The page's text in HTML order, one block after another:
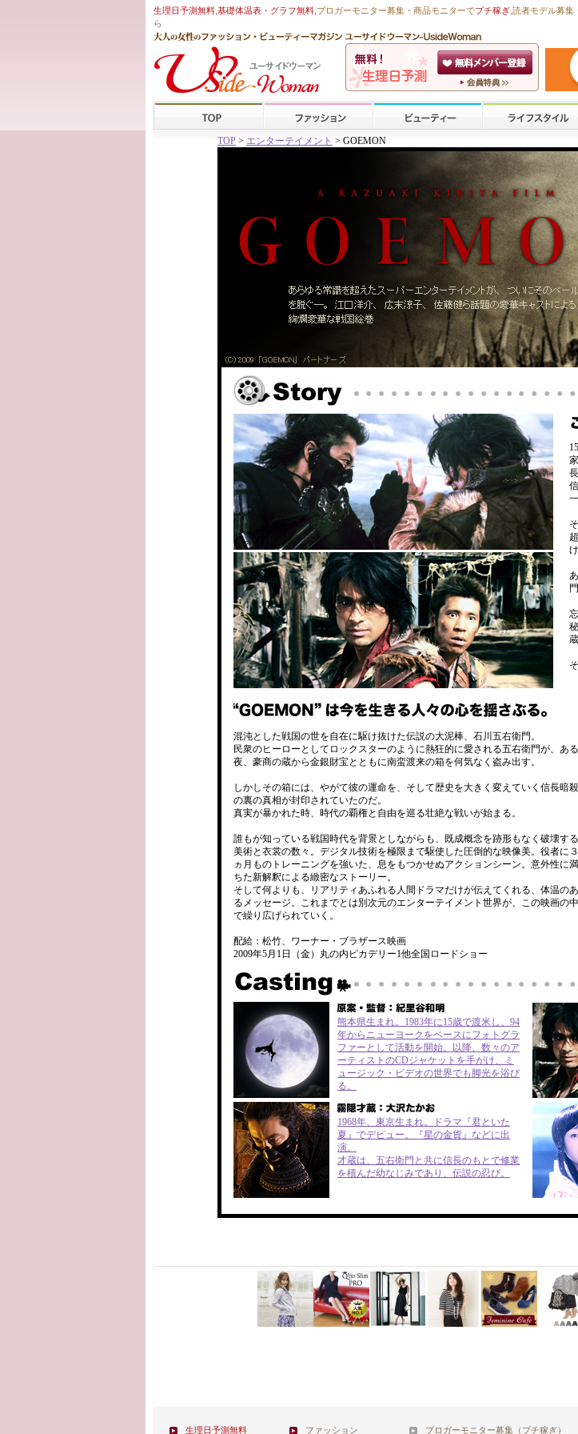
生理日予測無料 基礎体温表・グラフ無料 ,ブロガーモニター募集・商品モニターでプチ稼ぎ ,読者モデル募集
ら
TOP > エンターテイメント > GOEMON
混沌とした戦国の世を自在に駆け抜けた伝説の大泥棒、石川五右衛門。
民衆のヒーローとしてロックスターのように熱狂的に愛される五右衛門が、ある
夜、豪商の蔵から金銀財宝とともに南蛮渡来の箱を何気なく盗み出す。
しかしその箱には、やがて彼の運命を、そして歴史を大きく変えていく信長暗殺
の裏の真相が封印されていたのだ。
真実が暴かれた時、時代の覇権と自由を巡る壮絶な戦いが始まる。
誰もが知っている戦国時代を背景としながらも、既成概念を跡形もなく破壊する
美術と衣裳の数々。デジタル技術を極限まで駆使した圧倒的な映像美。役者に３
ヵ月ものトレーニングを強いた、息をもつかせぬアクションシーン。意外性に満
ちた新解釈による緻密なストーリー。
そして何よりも、リアリティあふれる人間ドラマだけが伝えてくれる、体温のあ
るメッセージ。これまでとは別次元のエンターテイメント世界が、この映画の中
で繰り広げられていく。
配給：松竹、ワーナー・ブラザース映画
2009年5月1日（金）丸の内ピカデリー1他全国ロードショー
熊本県生まれ。1983年に15歳で渡米し、94
年からニューヨークをベースにフォトグラ
ファーとして活動を開始。以降、数々のア
ーティストのCDジャケットを手がけ、ミ
ュージック・ビデオの世界でも脚光を浴び
る。
1968年、東京生まれ。ドラマ『君といた
夏』でデビュー。『星の金貨』などに出
演。
才蔵は、五右衛門と共に信長のもとで修業
を積んだ幼なじみであり、伝説の忍び。
生理日予測無料 ファッション ブロガーモニター募集（プチ稼ぎ）